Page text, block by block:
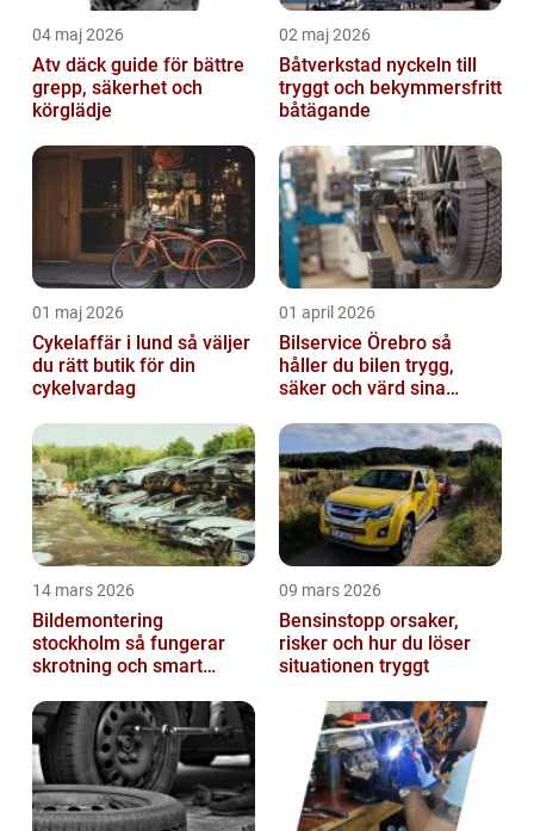
04 maj 2026
Atv däck guide för bättre
grepp, säkerhet och
körglädje
02 maj 2026
Båtverkstad nyckeln till
tryggt och bekymmersfritt
båtägande
01 maj 2026
Cykelaffär i lund så väljer
du rätt butik för din
cykelvardag
01 april 2026
Bilservice Örebro så
håller du bilen trygg,
säker och värd sina
14 mars 2026
Bildemontering
stockholm så fungerar
skrotning och smart
bildelar
09 mars 2026
Bensinstopp orsaker,
risker och hur du löser
situationen tryggt